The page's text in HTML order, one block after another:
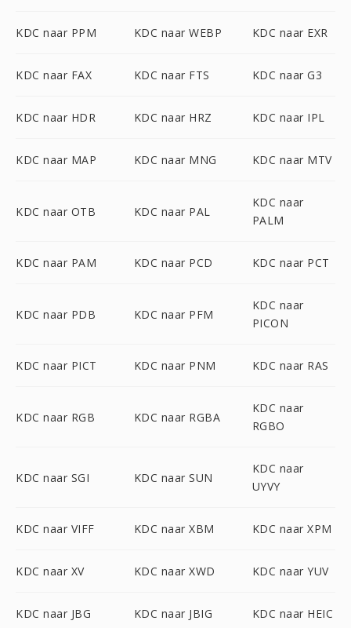
KDC naar PPM KDC naar WEBP KDC naar EXR
KDC naar FAX KDC naar FTS KDC naar G3
KDC naar HDR KDC naar HRZ KDC naar IPL
KDC naar MAP KDC naar MNG KDC naar MTV
KDC naar OTB KDC naar PAL
KDC naar
PALM
KDC naar PAM KDC naar PCD KDC naar PCT
KDC naar PDB KDC naar PFM
KDC naar
PICON
KDC naar PICT KDC naar PNM KDC naar RAS
KDC naar RGB KDC naar RGBA
KDC naar
RGBO
KDC naar SGI KDC naar SUN
KDC naar
UYVY
KDC naar VIFF KDC naar XBM KDC naar XPM
KDC naar XV KDC naar XWD KDC naar YUV
KDC naar JBG KDC naar JBIG KDC naar HEIC